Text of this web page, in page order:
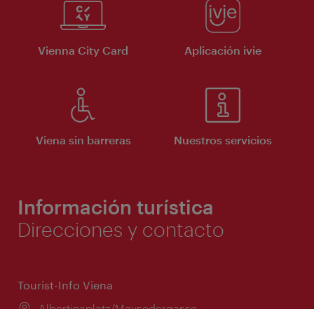
Vienna City Card Aplicación ivie
Viena sin barreras Nuestros servicios
Información turística
Direcciones y contacto
Tourist-Info Viena